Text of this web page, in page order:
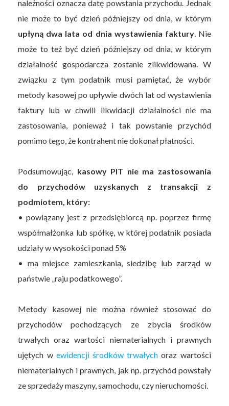
należności oznacza datę powstania przychodu. Jednak
nie może to być dzień późniejszy od dnia, w którym
upłyną dwa lata od dnia wystawienia faktury. Nie
może to też być dzień późniejszy od dnia, w którym
działalność gospodarcza zostanie zlikwidowana. W
związku z tym podatnik musi pamiętać, że wybór
metody kasowej po upływie dwóch lat od wystawienia
faktury lub w chwili likwidacji działalności nie ma
zastosowania, ponieważ i tak powstanie przychód
pomimo tego, że kontrahent nie dokonał płatności.
Podsumowując, kasowy PIT nie ma zastosowania
do przychodów uzyskanych z transakcji z
podmiotem, który:
• powiązany jest z przedsiębiorcą np. poprzez firmę
współmałżonka lub spółkę, w której podatnik posiada
udziały w wysokości ponad 5%
• ma miejsce zamieszkania, siedzibę lub zarząd w
państwie „raju podatkowego”.
Metody kasowej nie można również stosować do
przychodów pochodzących ze zbycia środków
trwałych oraz wartości niematerialnych i prawnych
ujętych w ewidencji środków trwałych oraz wartości
niematerialnych i prawnych, jak np. przychód powstały
ze sprzedaży maszyny, samochodu, czy nieruchomości.